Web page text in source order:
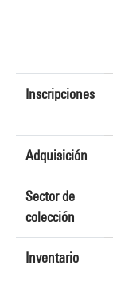
Inscripciones
Adquisición
Sector de
colección
Inventario